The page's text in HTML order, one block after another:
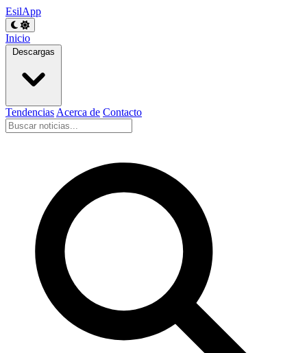
EsilApp
Inicio
Descargas
Tendencias Acerca de Contacto